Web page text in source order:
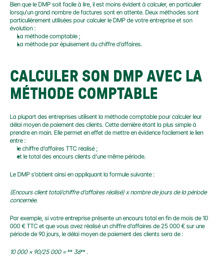
Bien que le DMP soit facile à lire, il est moins évident à calculer, en particulier
lorsqu’un grand nombre de factures sont en attente. Deux méthodes sont
particulièrement utilisées pour calculer le DMP de votre entreprise et son
évolution :
La méthode comptable ;
La méthode par épuisement du chiffre d’affaires.
CALCULER SON DMP AVEC LA
MÉTHODE COMPTABLE
La plupart des entreprises utilisent la méthode comptable pour calculer leur
délai moyen de paiement des clients. Cette dernière étant la plus simple à
prendre en main. Elle permet en effet de mettre en évidence facilement le lien
entre :
le chiffre d’affaires TTC réalisé ;
et le total des encours clients d’une même période.
Le DMP s’obtient ainsi en appliquant la formule suivante :
(Encours client total/chiffre d’affaires réalisé) x nombre de jours de la période
concernée.
Par exemple, si votre entreprise présente un encours total en fin de mois de 10
000 € TTC et que vous avez réalisé un chiffre d’affaires de 25 000 € sur une
période de 90 jours, le délai moyen de paiement des clients sera de :
10 000 x 90/25 000 = ** 36** .